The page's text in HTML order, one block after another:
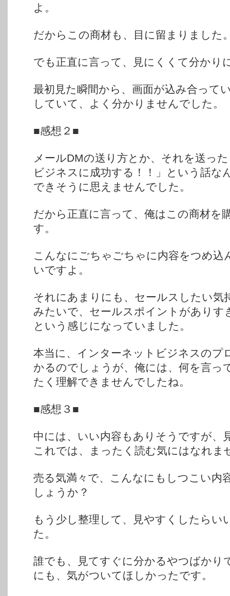
よ。
だからこの商材も、目に留まりました
でも正直に言って、見にくくて分かり
最初見た瞬間から、画面が込み合って
していて、よく分かりませんでした。
■感想２■
メールDMの送り方とか、それを送っ
ビジネスに成功する！！」という話な
できそうに思えませんでした。
だから正直に言って、俺はこの商材を
す。
こんなにごちゃごちゃに内容をつめ込
いですよ。
それにあまりにも、セールスしたい気
みたいで、セールスポイントがありす
という感じになっていました。
本当に、インターネットビジネスのプ
かるのでしょうが、俺には、何を言っ
たく理解できませんでしたね。
■感想３■
中には、いい内容もありそうですが、
これでは、まったく読む気にはなれま
売る気満々で、こんなにもしつこい内
しょうか？
もう少し整理して、見やすくしたらい
た。
誰でも、見てすぐに分かるやつばかり
にも、気がついてほしかったです。